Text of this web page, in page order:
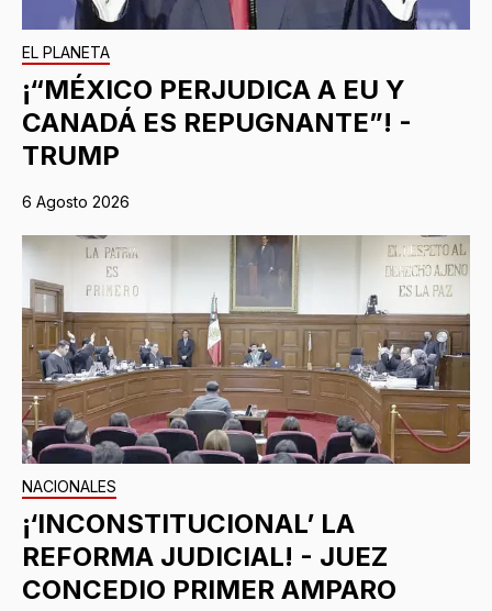
EL PLANETA
¡“MÉXICO PERJUDICA A EU Y
CANADÁ ES REPUGNANTE”! -
TRUMP
6 Agosto 2026
NACIONALES
¡‘INCONSTITUCIONAL’ LA
REFORMA JUDICIAL! - JUEZ
CONCEDIO PRIMER AMPARO